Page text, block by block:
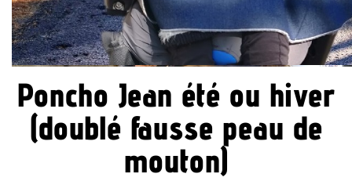
Poncho Jean été ou hiver
(doublé fausse peau de
mouton)